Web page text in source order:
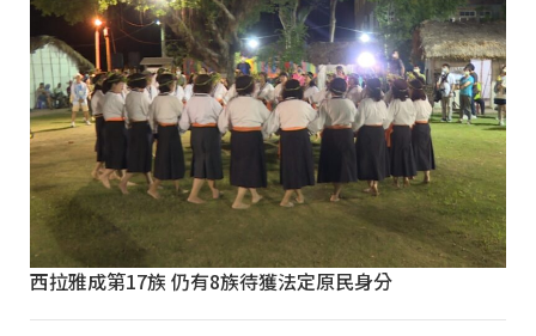
西拉雅成第17族 仍有8族待獲法定原民身分